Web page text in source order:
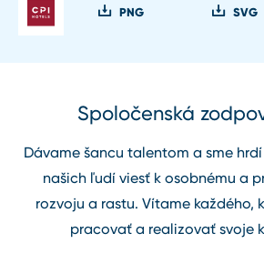
PNG SVG
Spoločenská
Dávame šancu talentom a sme
našich ľudí viesť k osobnému a
rozvoju a rastu. Vítame každého,
pracovať a realizovať svoje